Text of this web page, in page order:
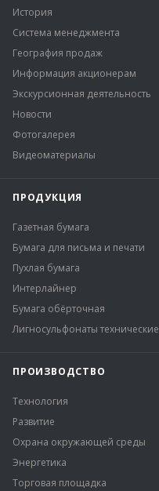
История
Система менеджмента
География продаж
Информация акционерам
Экскурсионная деятельность
Новости
Фотогалерея
Видеоматериалы
ПРОДУКЦИЯ
Газетная бумага
Бумага для письма и печати
Пухлая бумага
Интерлайнер
Бумага обёрточная
Лигносульфонаты технические
ПРОИЗВОДСТВО
Технология
Развитие
Охрана окружающей среды
Энергетика
Торговая площадка